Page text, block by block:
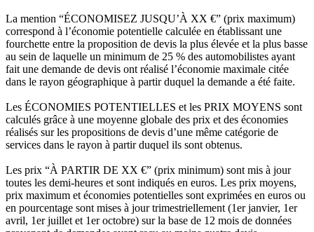
La mention “ÉCONOMISEZ JUSQU’À XX €” (prix maximum)
correspond à l’économie potentielle calculée en établissant une
fourchette entre la proposition de devis la plus élevée et la plus basse
au sein de laquelle un minimum de 25 % des automobilistes ayant
fait une demande de devis ont réalisé l’économie maximale citée
dans le rayon géographique à partir duquel la demande a été faite.
Les ÉCONOMIES POTENTIELLES et les PRIX MOYENS sont
calculés grâce à une moyenne globale des prix et des économies
réalisés sur les propositions de devis d’une même catégorie de
services dans le rayon à partir duquel ils sont obtenus.
Les prix “À PARTIR DE XX €” (prix minimum) sont mis à jour
toutes les demi-heures et sont indiqués en euros. Les prix moyens,
prix maximum et économies potentielles sont exprimées en euros ou
en pourcentage sont mises à jour trimestriellement (1er janvier, 1er
avril, 1er juillet et 1er octobre) sur la base de 12 mois de données